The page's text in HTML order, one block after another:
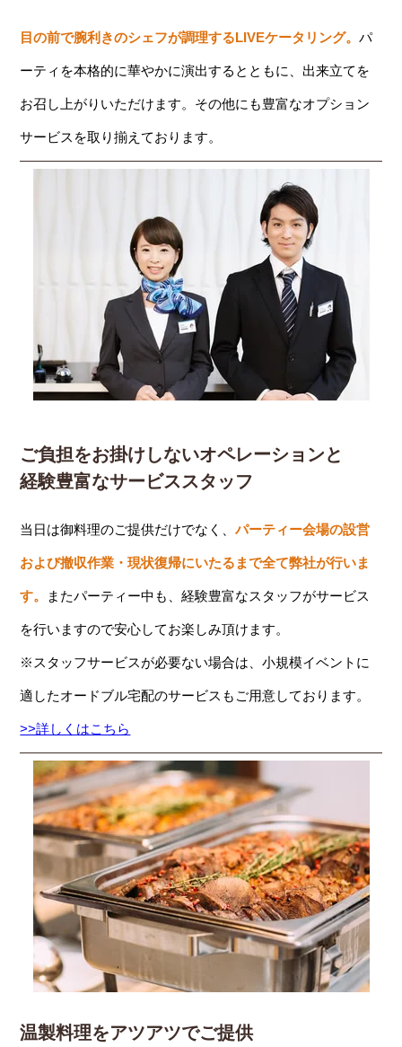
目の前で腕利きのシェフが調理するLIVEケータリング。パ
ーティを本格的に華やかに演出するとともに、出来立てを
お召し上がりいただけます。その他にも豊富なオプション
サービスを取り揃えております。
ご負担をお掛けしないオペレーションと
経験豊富なサービススタッフ
当日は御料理のご提供だけでなく、パーティー会場の設営
および撤収作業・現状復帰にいたるまで全て弊社が行いま
す。 またパーティー中も、経験豊富なスタッフがサービス
を行いますので安心してお楽しみ頂けます。
※スタッフサービスが必要ない場合は、小規模イベントに
適したオードブル宅配のサービスもご用意しております。
>>詳しくはこちら
温製料理をアツアツでご提供